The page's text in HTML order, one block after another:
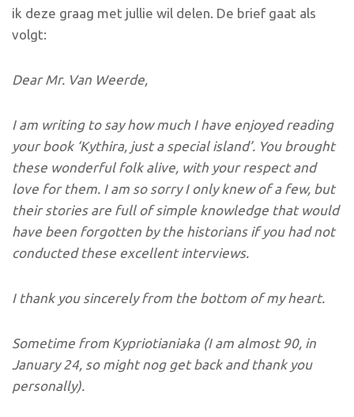
ik deze graag met jullie wil delen. De brief gaat als
volgt:
Dear Mr. Van Weerde,
I am writing to say how much I have enjoyed reading
your book ‘Kythira, just a special island’. You brought
these wonderful folk alive, with your respect and
love for them. I am so sorry I only knew of a few, but
their stories are full of simple knowledge that would
have been forgotten by the historians if you had not
conducted these excellent interviews.
I thank you sincerely from the bottom of my heart.
Sometime from Kypriotianiaka (I am almost 90, in
January 24, so might nog get back and thank you
personally).